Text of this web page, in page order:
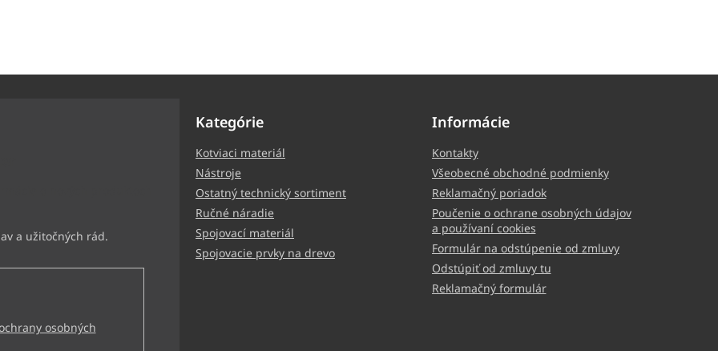
osobných
Kategórie
Kotviaci materiál
Nástroje
Ostatný technický sortiment
Ručné náradie
Spojovací materiál
Spojovacie prvky na drevo
Informácie
Kontakty
Všeobecné obchodné podmienky
Reklamačný poriadok
Poučenie o ochrane osobných údajov
a používaní cookies
Formulár na odstúpenie od zmluvy
Odstúpiť od zmluvy tu
Reklamačný formulár